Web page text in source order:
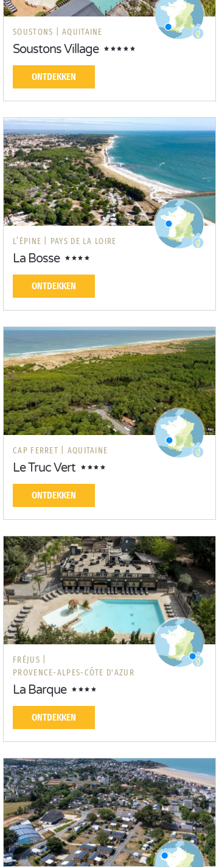
SOUSTONS | AQUITAINE
Soustons Village
ONTDEKKEN
L’ÉPINE | PAYS DE LA LOIRE
La Bosse
ONTDEKKEN
CAP FERRET | AQUITAINE
Le Truc Vert
ONTDEKKEN
FRÉJUS |
PROVENCE-ALPES-CÔTE D'AZUR
La Barque
ONTDEKKEN